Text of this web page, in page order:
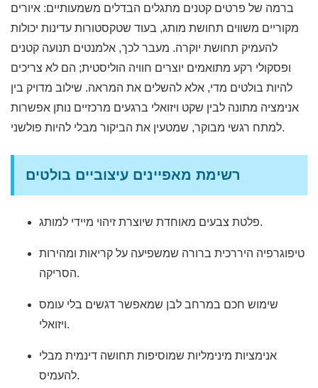
ברמה של פרטים קטנים מתגלים הבדלים משמעותיים: איורים
מקוריים משווים תחושת מותג, בעוד שטקסטורות עדינות יכולות
להעמיק תחושת יוקרה. מעבר לכך, אלמנטים תנועה קטנים
ופסקולי רקע מתואמים יוצרים חוויה הוליסטית; הם לא צריכים
להיות בולטים מדי, אלא להשלים את המראה. שילוב מדויק בין
אנימציה מתונה לבין שקט ויזואלי ברגעים מרכזיים נותן אפשרות
למתח רגשי מבוקר, שמטעין את הביקור מבלי להיות פולשני.
רשימת מאפיינים עיצוביים בולטים
פלטת צבעים מאוחדת שיוצרת זיהוי מיידי למותג.
טיפוגרפיה היררכית ברורה שמשפיעה על קריאות ומהירות
הסריקה.
שימוש חכם במרחב לבן שמאפשר דגשים בלי עומס
ויזואלי.
אנימציות מינימליות שמוסיפות תחושה דינמית מבלי
להעמיס.